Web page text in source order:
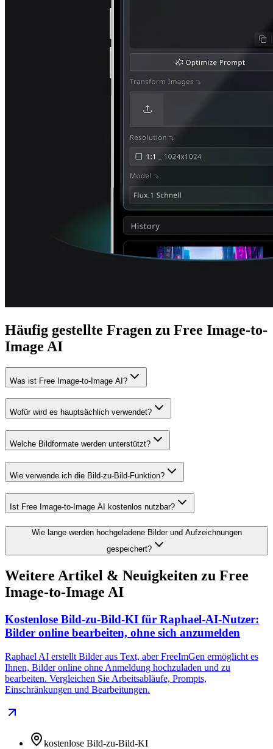
Häufig gestellte Fragen zu Free Image-to-
Image AI
Was ist Free Image-to-Image AI?
Wofür wird es hauptsächlich verwendet?
Welche Bildformate werden unterstützt?
Wie verwende ich die Bild-zu-Bild-Funktion?
Ist Free Image-to-Image AI kostenlos nutzbar?
Wie lange werden hochgeladene Bilder und Aufzeichnungen
gespeichert?
Weitere Artikel & Neuigkeiten zu Free
Image-to-Image AI
Kostenlose Bild-zu-Bild-KI für Raphael-AI-Nutzer:
Bilder online bearbeiten, ohne sich anzumelden
Raphael AI erstellt Bilder aus Text, aber FreeImGen ermöglicht es
Ihnen, Bilder online ohne Anmeldung hochzuladen und zu
bearbeiten. Vergleichen Sie Arbeitsabläufe, Prompts,
Einschränkungen und Bearbeitungen.
kostenlose Bild-zu-Bild-KI